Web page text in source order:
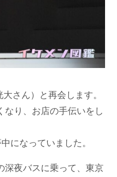
さん）と再会します。
り、お店の手伝いをし
になっていました。
深夜バスに乗って、東京